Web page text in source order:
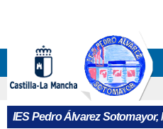
IES Pedro Álvarez Sotomayor,